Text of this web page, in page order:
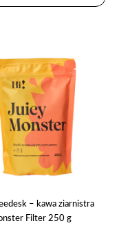
– kawa ziarnistra
Filter 250 g